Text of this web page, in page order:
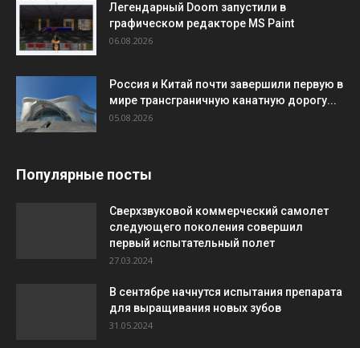
Легендарный Doom запустили в
графическом редакторе MS Paint
06.08.2026
Россия и Китай почти завершили первую в
мире трансграничную канатную дорогу...
05.08.2026
Популярные посты
Сверхзвуковой коммерческий самолет
следующего поколения совершил
первый испытательный полет
27.03.2024
В сентябре начнутся испытания препарата
для выращивания новых зубов
31.05.2024